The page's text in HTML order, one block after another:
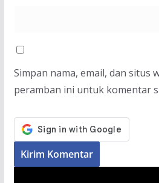
Simpan nama, email, dan situs
peramban ini untuk komentar